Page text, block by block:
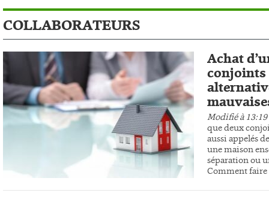
COLLABORATEURS
Achat
conjoints
Modifié à 13:19
que deux
aussi appelés
une maison
séparation ou
Comment